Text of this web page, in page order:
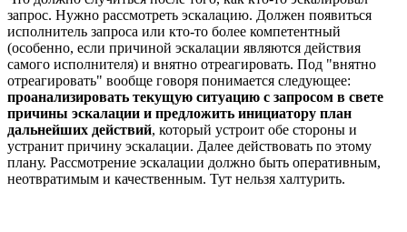
запрос. Нужно рассмотреть эскалацию. Должен появиться
исполнитель запроса или кто-то более компетентный
(особенно, если причиной эскалации являются действия
самого исполнителя) и внятно отреагировать. Под "внятно
отреагировать" вообще говоря понимается следующее:
проанализировать текущую ситуацию с запросом в свете
причины эскалации и предложить инициатору план
дальнейших действий, который устроит обе стороны и
устранит причину эскалации. Далее действовать по этому
плану. Рассмотрение эскалации должно быть оперативным,
неотвратимым и качественным. Тут нельзя халтурить.